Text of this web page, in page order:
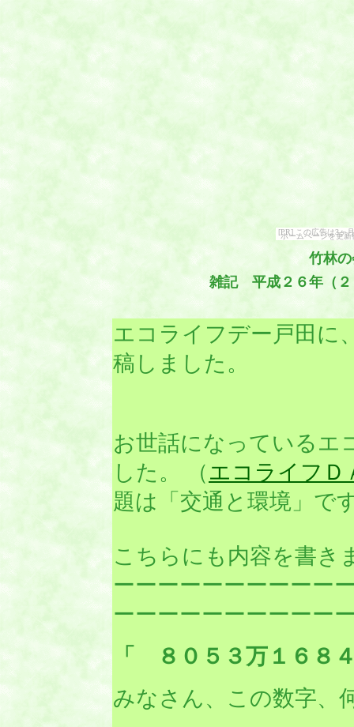
[PR] この広告は3ヶ
ホームページを更
竹林
雑記 平成２６年（
エコライフデー戸田に
稿しました。
お世話になっているエ
した。 （エコライフＤ
題は「交通と環境」で
こちらにも内容を書き
ーーーーーーーーーー
ーーーーーーーーーー
「 ８０５３万１６８
みなさん、この数字、